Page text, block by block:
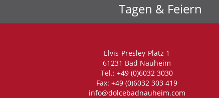
Tagen & Feiern
Elvis-Presley-Platz 1
61231 Bad Nauheim
Tel.: +49 (0)6032 3030
Fax: +49 (0)6032 303 419
info@dolcebadnauheim.com